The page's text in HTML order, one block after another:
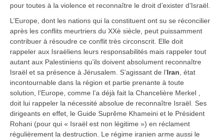
pour toutes à la violence et reconnaître le droit d’exister d’Israël.
L’Europe, dont les nations qui la constituent ont su se réconcilier
après les conflits meurtriers du XXè siècle, peut puissamment
contribuer à résoudre ce conflit très circonscrit. Elle doit
rappeler aux Israëliens leurs responsabilités mais rappeler tout
autant aux Palestiniens qu’ils doivent absolument reconnaître
Israël et sa présence à Jérusalem. S’agissant de l’Iran , état
incontournable dans la région et partie prenante à toute
solution, l’Europe, comme l’a déjà fait la Chancelière Merkel ,
doit lui rappeler la nécessité absolue de reconnaître Israël. Ses
dirigeants en effet, le Guide Suprême Khameini et le Président
Rohani (pour qui « Israël est non légitime ») en réclament
régulièrement la destruction. Le régime iranien arme aussi le